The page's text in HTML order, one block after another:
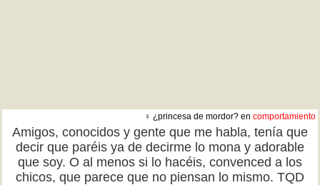
♀ ¿princesa de mordor? en comportamiento
Amigos, conocidos y gente que me habla, tenía que
decir que paréis ya de decirme lo mona y adorable
que soy. O al menos si lo hacéis, convenced a los
chicos, que parece que no piensan lo mismo. TQD